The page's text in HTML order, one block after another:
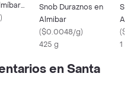
)
Snob Duraznos en
Almibar
($0.0048/g)
425 g
(
1 X
en Santa